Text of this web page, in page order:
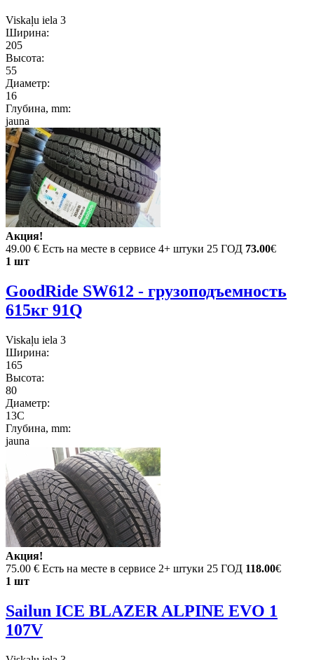
Viskaļu iela 3
Ширина:
205
Высота:
55
Диаметр:
16
Глубина, mm:
jauna
Акция!
49.00 € Есть на месте в сервисе 4+ штуки 25 ГОД 73.00€
1 шт
GoodRide SW612 - грузоподъемность
615кг 91Q
Viskaļu iela 3
Ширина:
165
Высота:
80
Диаметр:
13C
Глубина, mm:
jauna
Акция!
75.00 € Есть на месте в сервисе 2+ штуки 25 ГОД 118.00€
1 шт
Sailun ICE BLAZER ALPINE EVO 1
107V